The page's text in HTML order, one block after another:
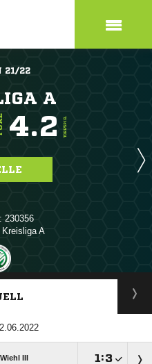
21/22
A
4.2 TORE/SPIEL
230356
A
III  :